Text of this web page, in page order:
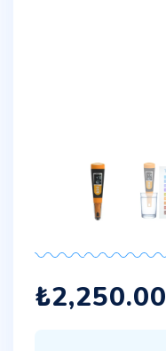
₺2,250.00